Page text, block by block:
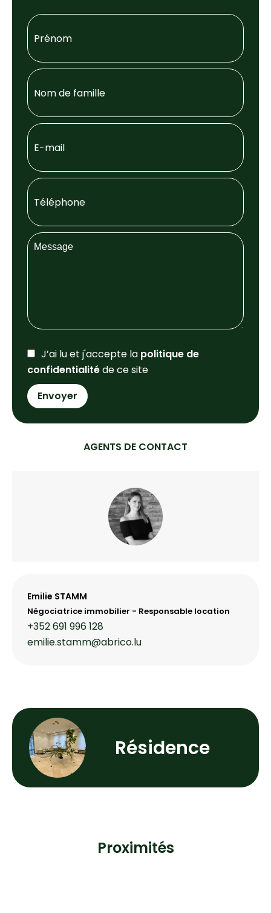
J’ai lu et j'accepte la politique de
confidentialitéde ce site
Envoyer
AGENTS DE CONTACT
Emilie STAMM
Négociatrice immobilier - Responsable location
+352 691 996 128
emilie.stamm@abrico.lu
Résidence
Proximités